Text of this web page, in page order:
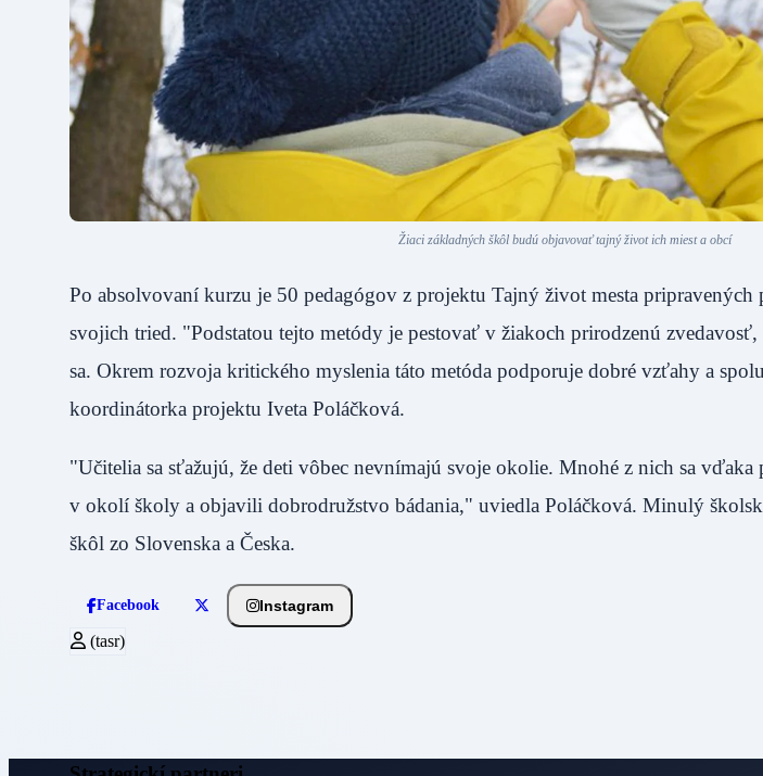
Žiaci základných škôl budú objavovať tajný život ich miest a obcí
Po absolvovaní kurzu je 50 pedagógov z projektu Tajný život mesta
svojich tried. "Podstatou tejto metódy je pestovať v žiakoch prirodzenú
sa. Okrem rozvoja kritického myslenia táto metóda podporuje dobré vzťahy a
koordinátorka projektu Iveta Poláčková.
"Učitelia sa sťažujú, že deti vôbec nevnímajú svoje okolie. Mnohé z nich sa
v okolí školy a objavili dobrodružstvo bádania," uviedla Poláčková. Minulý
škôl zo Slovenska a Česka.
Facebook Instagram
(tasr)